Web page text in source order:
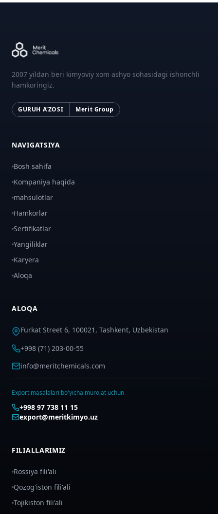
2007 yildan beri kimyoviy xom ashyo sohasidagi ishonchli
hamkoringiz.
GURUH A'ZOSI Merit Group
NAVIGATSIYA
Bosh sahifa
Kompaniya haqida
mahsulotlar
Hamkorlar
Sertifikatlar
Yangiliklar
Karyera
Aloqa
ALOQA
Furkat Street 6, 100021, Tashkent, Uzbekistan
+998 (71) 203-00-55
info@meritchemicals.com
Export masalalari bo'yicha murojat uchun
+998 97 738 11 15
export@meritkimyo.uz
FILIALLARIMIZ
Rossiya fili'ali
Qozog'iston fili'ali
Tojikiston fili'ali